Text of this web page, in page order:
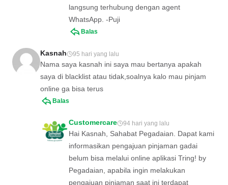
langsung terhubung dengan agent
WhatsApp. -Puji
Balas
Kasnah 95 hari yang lalu
Nama saya kasnah ini saya mau bertanya apakah
saya di blacklist atau tidak,soalnya kalo mau pinjam
online ga bisa terus
Balas
Customercare 94 hari yang lalu
Hai Kasnah, Sahabat Pegadaian. Dapat kami
informasikan pengajuan pinjaman gadai
belum bisa melalui online aplikasi Tring! by
Pegadaian, apabila ingin melakukan
pengajuan pinjaman saat ini terdapat